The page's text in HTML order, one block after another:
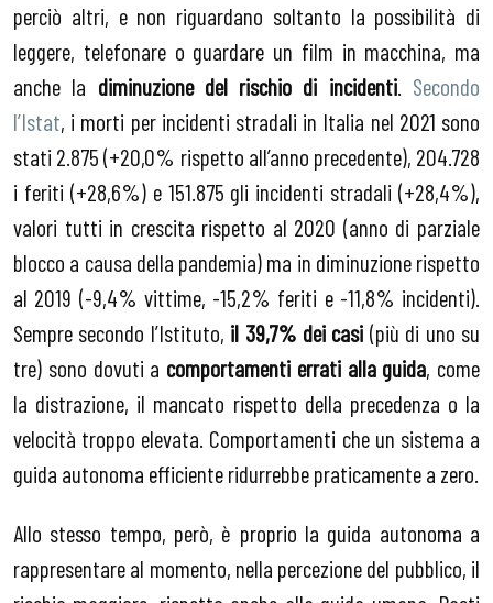
perciò altri, e non riguardano soltanto la possibilità di
leggere, telefonare o guardare un film in macchina, ma
anche la diminuzione del rischio di incidenti. Secondo
l’Istat, i morti per incidenti stradali in Italia nel 2021 sono
stati 2.875 (+20,0% rispetto all’anno precedente), 204.728
i feriti (+28,6%) e 151.875 gli incidenti stradali (+28,4%),
valori tutti in crescita rispetto al 2020 (anno di parziale
blocco a causa della pandemia) ma in diminuzione rispetto
al 2019 (-9,4% vittime, -15,2% feriti e -11,8% incidenti).
Sempre secondo l’Istituto, il 39,7% dei casi (più di uno su
tre) sono dovuti a comportamenti errati alla guida, come
la distrazione, il mancato rispetto della precedenza o la
velocità troppo elevata. Comportamenti che un sistema a
guida autonoma efficiente ridurrebbe praticamente a zero.
Allo stesso tempo, però, è proprio la guida autonoma a
rappresentare al momento, nella percezione del pubblico, il